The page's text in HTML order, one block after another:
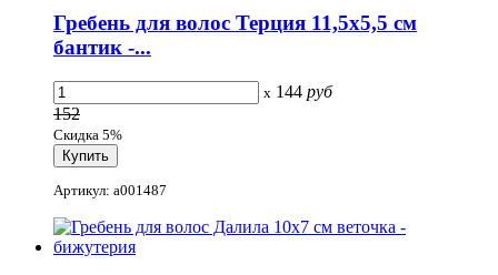
Гребень для волос Терция 11,5x5,5 см
бантик -...
x 144 руб
152
Скидка 5%
Артикул: a001487